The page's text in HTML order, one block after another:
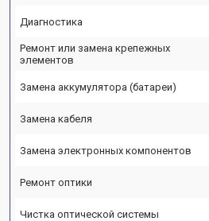
Диагностика
Ремонт или замена крепежных
элементов
Замена аккумулятора (батареи)
Замена кабеля
Замена электронных компонентов
Ремонт оптики
Чистка оптической системы